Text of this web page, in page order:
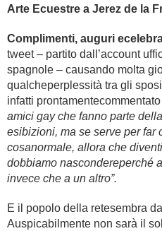
Arte Ecuestre a Jerez de la
Complimenti, auguri
tweet – partito dall’account
spagnole – causando molta
qualcheperplessità tra gli
infatti
amici gay che fanno parte
esibizioni, ma se serve per far
cosanormale, allora che
dobbiamo nascondereperché
invece che a un altro”.
E il popolo della retesembra
Auspicabilmente non sarà il